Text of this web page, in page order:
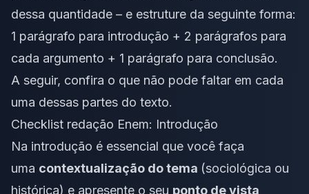
dessa quantidade – e estruture da seguinte forma:
1 parágrafo para introdução + 2 parágrafos para
cada argumento + 1 parágrafo para conclusão.
A seguir, confira o que não pode faltar em cada
uma dessas partes do texto.
Checklist redação Enem: Introdução
Na introdução é essencial que você faça
uma contextualização do tema (sociológica ou
histórica) e apresente o seu ponto de vista